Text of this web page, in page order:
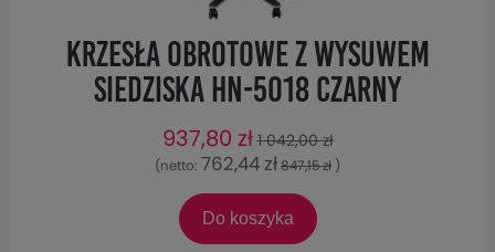
Krzesła obrotowe z wysuwem
siedziska HN-5018 CZARNY
937,80 zł 1 042,00 zł
(netto: 762,44 zł847,15 zł )
Do koszyka